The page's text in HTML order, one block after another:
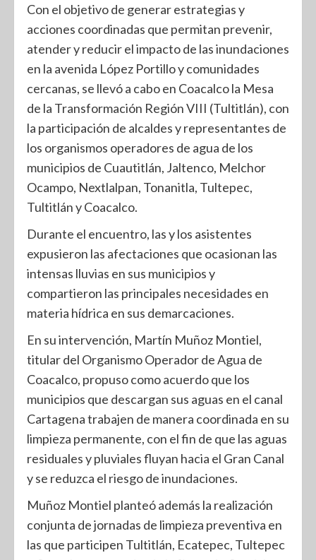
Con el objetivo de generar estrategias y
acciones coordinadas que permitan prevenir,
atender y reducir el impacto de las inundaciones
en la avenida López Portillo y comunidades
cercanas, se llevó a cabo en Coacalco la Mesa
de la Transformación Región VIII (Tultitlán), con
la participación de alcaldes y representantes de
los organismos operadores de agua de los
municipios de Cuautitlán, Jaltenco, Melchor
Ocampo, Nextlalpan, Tonanitla, Tultepec,
Tultitlán y Coacalco.
Durante el encuentro, las y los asistentes
expusieron las afectaciones que ocasionan las
intensas lluvias en sus municipios y
compartieron las principales necesidades en
materia hídrica en sus demarcaciones.
En su intervención, Martín Muñoz Montiel,
titular del Organismo Operador de Agua de
Coacalco, propuso como acuerdo que los
municipios que descargan sus aguas en el canal
Cartagena trabajen de manera coordinada en su
limpieza permanente, con el fin de que las aguas
residuales y pluviales fluyan hacia el Gran Canal
y se reduzca el riesgo de inundaciones.
Muñoz Montiel planteó además la realización
conjunta de jornadas de limpieza preventiva en
las que participen Tultitlán, Ecatepec, Tultepec